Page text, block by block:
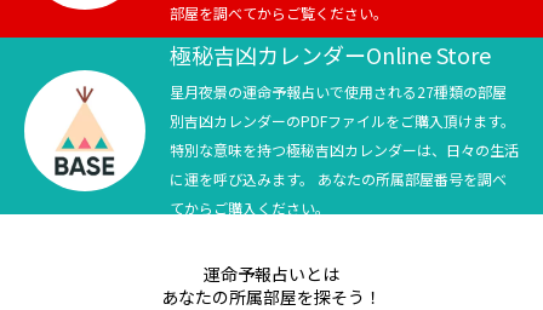
テニス四大大会・五輪
テニス四大大会・五輪
部屋を調べてからご覧ください。
極秘吉凶カレンダーOnline Store
星月夜景の運命予報占いで使用される27種類の部屋
別吉凶カレンダーのPDFファイルをご購入頂けます。
特別な意味を持つ極秘吉凶カレンダーは、日々の生活
に運を呼び込みます。 あなたの所属部屋番号を調べ
てからご購入ください。
運命予報占いとは
あなたの所属部屋を探そう！